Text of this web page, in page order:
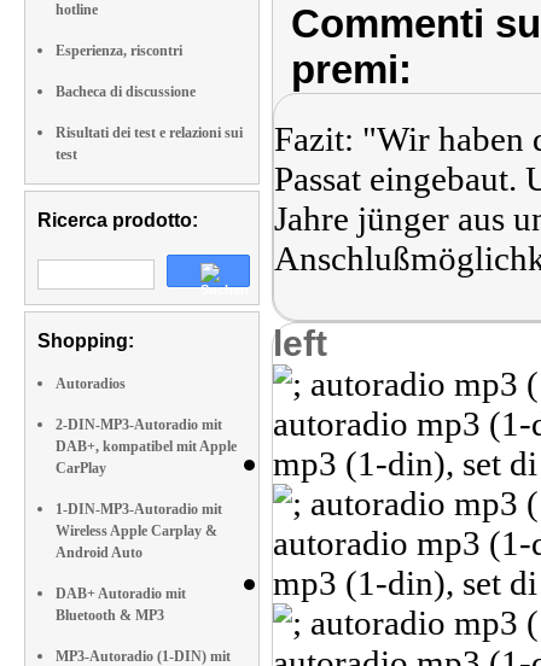
hotline
Esperienza, riscontri
Bacheca di discussione
Risultati dei test e relazioni sui
test
Ricerca prodotto:
Shopping:
Autoradios
2-DIN-MP3-Autoradio mit
DAB+, kompatibel mit Apple
CarPlay
1-DIN-MP3-Autoradio mit
Wireless Apple Carplay &
Android Auto
DAB+ Autoradio mit
Bluetooth & MP3
MP3-Autoradio (1-DIN) mit
Commenti
premi:
Fazit: "Wir haben
Passat eingebaut.
Jahre jünger aus
left